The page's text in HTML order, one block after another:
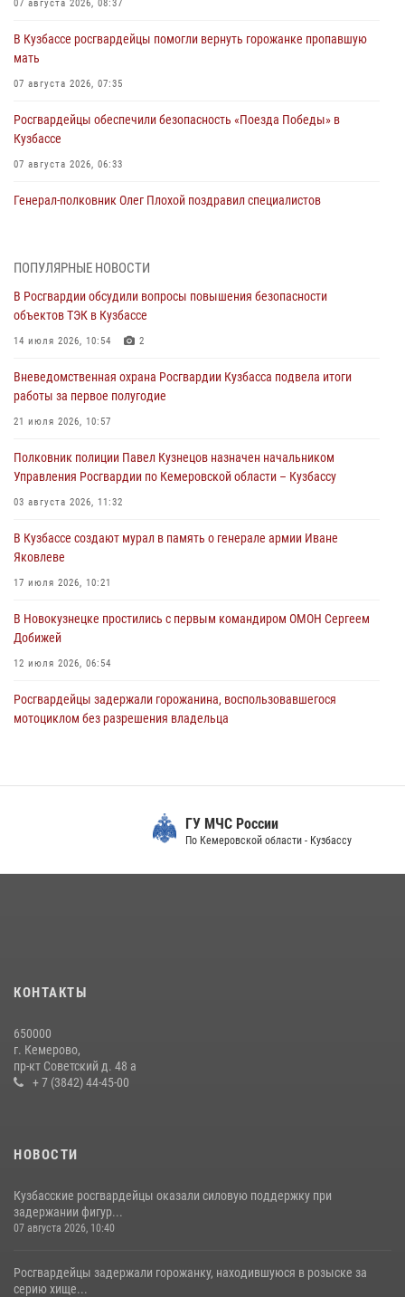
07 августа 2026, 08:37
В Кузбассе росгвардейцы помогли вернуть горожанке пропавшую
мать
07 августа 2026, 07:35
Росгвардейцы обеспечили безопасность «Поезда Победы» в
Кузбассе
07 августа 2026, 06:33
Генерал-полковник Олег Плохой поздравил специалистов
07 августа 2026, 05:32
С 1 сентября 2026 года вступает в силу новый федеральный закон о
частной охранной деятельности
06 августа 2026, 10:19
Росгвардейцы задержали предполагаемого виновника причинения
ножевого ранения кемеровчанину
06 августа 2026, 09:18
Росгвардейцы задержали мужчину, повредившего имущество
горожанки
06 августа 2026, 08:17
Росгвардейцы пресекли противоправные действия и защитили
новокузнечанку от агрессивного знакомого
06 августа 2026, 07:16
ПОПУЛЯРНЫЕ НОВОСТИ
В Росгвардии обсудили вопросы повышения безопасности
объектов ТЭК в Кузбассе
14 июля 2026, 10:54 2
Вневедомственная охрана Росгвардии Кузбасса подвела итоги
работы за первое полугодие
21 июля 2026, 10:57
Полковник полиции Павел Кузнецов назначен начальником
Управления Росгвардии по Кемеровской области – Кузбассу
03 августа 2026, 11:32
В Кузбассе создают мурал в память о генерале армии Иване
Яковлеве
17 июля 2026, 10:21
В Новокузнецке простились с первым командиром ОМОН Сергеем
Добижей
12 июля 2026, 06:54
Росгвардейцы задержали горожанина, воспользовавшегося
мотоциклом без разрешения владельца
20 июля 2026, 08:52
гипермаркета товары на 13 тысяч рублей (ВИДЕО)
16 июля 2026, 06:43
По Кемеровской области - Кузбассу
КОНТАКТЫ
650000
г. Кемерово,
пр-кт Советский д. 48 а
+ 7 (3842) 44-45-00
НОВОСТИ
Кузбасские росгвардейцы оказали силовую поддержку при
задержании фигур...
07 августа 2026, 10:40
Росгвардейцы задержали горожанку, находившуюся в розыске за
серию хище...